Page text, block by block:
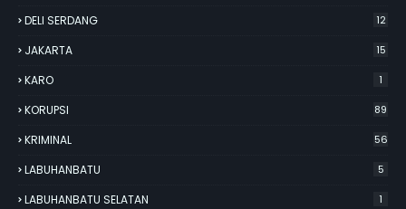
DELI SERDANG 12
JAKARTA 15
KARO 1
KORUPSI 89
KRIMINAL 56
LABUHANBATU 5
LABUHANBATU SELATAN 1